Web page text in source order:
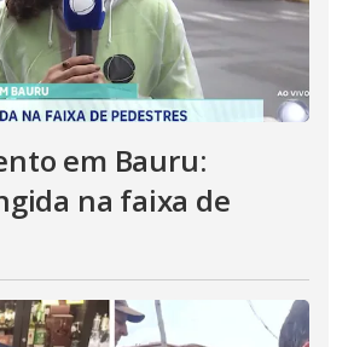
em Bauru:
na faixa de